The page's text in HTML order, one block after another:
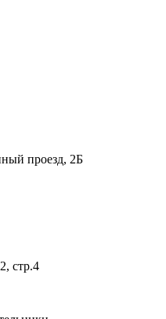
проезд, 2Б
стр.4